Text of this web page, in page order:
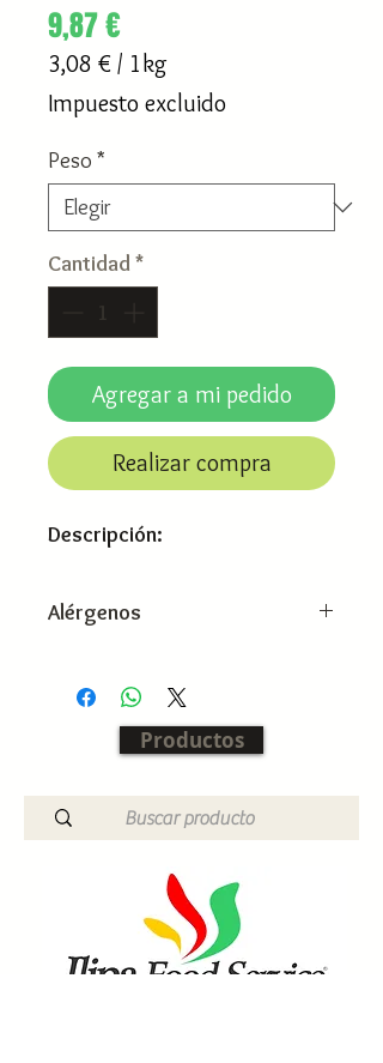
9,87 €Precio
3,08 € / 1kg
3,08 €
por
1
Kilogramos
Impuesto excluido
Peso *
Cantidad *
Agregar a mi pedido
Realizar compra
Descripción:
Alérgenos
Productos